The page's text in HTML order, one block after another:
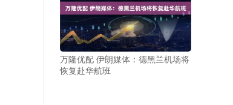
万隆优配 伊朗媒体：德黑兰机场将
恢复赴华航班